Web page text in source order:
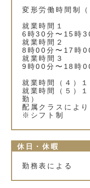
変形労働時間制（
就業時間１
6時30分〜15時
就業時間２
8時00分〜17時
就業時間３
9時00分〜18時
就業時間（４）
就業時間（５）
勤）
配属クラスによ
※シフト制
休日・休暇
勤務表による